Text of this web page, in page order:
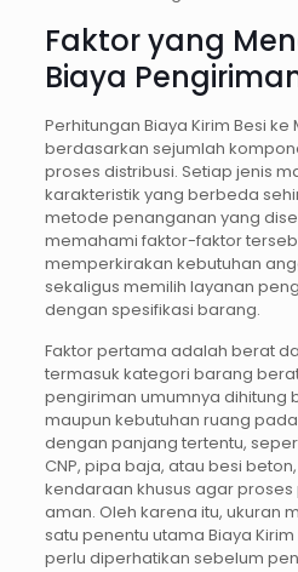
Faktor yang
Biaya
Perhitungan Biaya Kirim Besi
berdasarkan sejumlah
proses distribusi. Setiap jenis
karakteristik yang berbeda
metode penanganan yang
memahami faktor-faktor
memperkirakan kebutuhan
sekaligus memilih layanan
dengan spesifikasi barang.
Faktor pertama adalah berat
termasuk kategori barang
pengiriman umumnya dihitung
maupun kebutuhan ruang
dengan panjang tertentu,
CNP, pipa baja, atau besi
kendaraan khusus agar
aman. Oleh karena itu, ukuran
satu penentu utama Biaya
perlu diperhatikan sebelum